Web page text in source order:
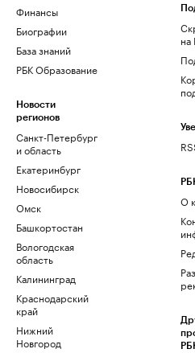
Финансы
Биографии
База знаний
РБК Образование
Новости
регионов
Санкт-Петербург
и область
Екатеринбург
Новосибирск
Омск
Башкортостан
Вологодская
область
Калининград
Краснодарский
край
Нижний
Новгород
на
О